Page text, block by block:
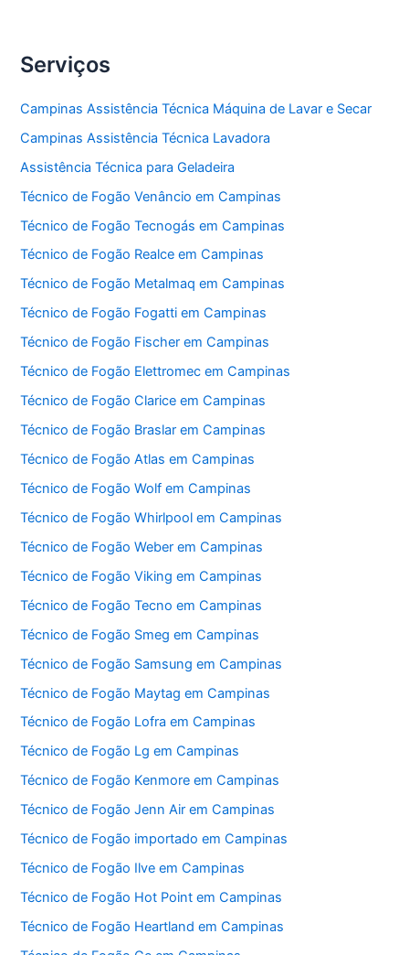
Serviços
Campinas Assistência Técnica Máquina de Lavar e Secar
Campinas Assistência Técnica Lavadora
Assistência Técnica para Geladeira
Técnico de Fogão Venâncio em Campinas
Técnico de Fogão Tecnogás em Campinas
Técnico de Fogão Realce em Campinas
Técnico de Fogão Metalmaq em Campinas
Técnico de Fogão Fogatti em Campinas
Técnico de Fogão Fischer em Campinas
Técnico de Fogão Elettromec em Campinas
Técnico de Fogão Clarice em Campinas
Técnico de Fogão Braslar em Campinas
Técnico de Fogão Atlas em Campinas
Técnico de Fogão Wolf em Campinas
Técnico de Fogão Whirlpool em Campinas
Técnico de Fogão Weber em Campinas
Técnico de Fogão Viking em Campinas
Técnico de Fogão Tecno em Campinas
Técnico de Fogão Smeg em Campinas
Técnico de Fogão Samsung em Campinas
Técnico de Fogão Maytag em Campinas
Técnico de Fogão Lofra em Campinas
Técnico de Fogão Lg em Campinas
Técnico de Fogão Kenmore em Campinas
Técnico de Fogão Jenn Air em Campinas
Técnico de Fogão importado em Campinas
Técnico de Fogão Ilve em Campinas
Técnico de Fogão Hot Point em Campinas
Técnico de Fogão Heartland em Campinas